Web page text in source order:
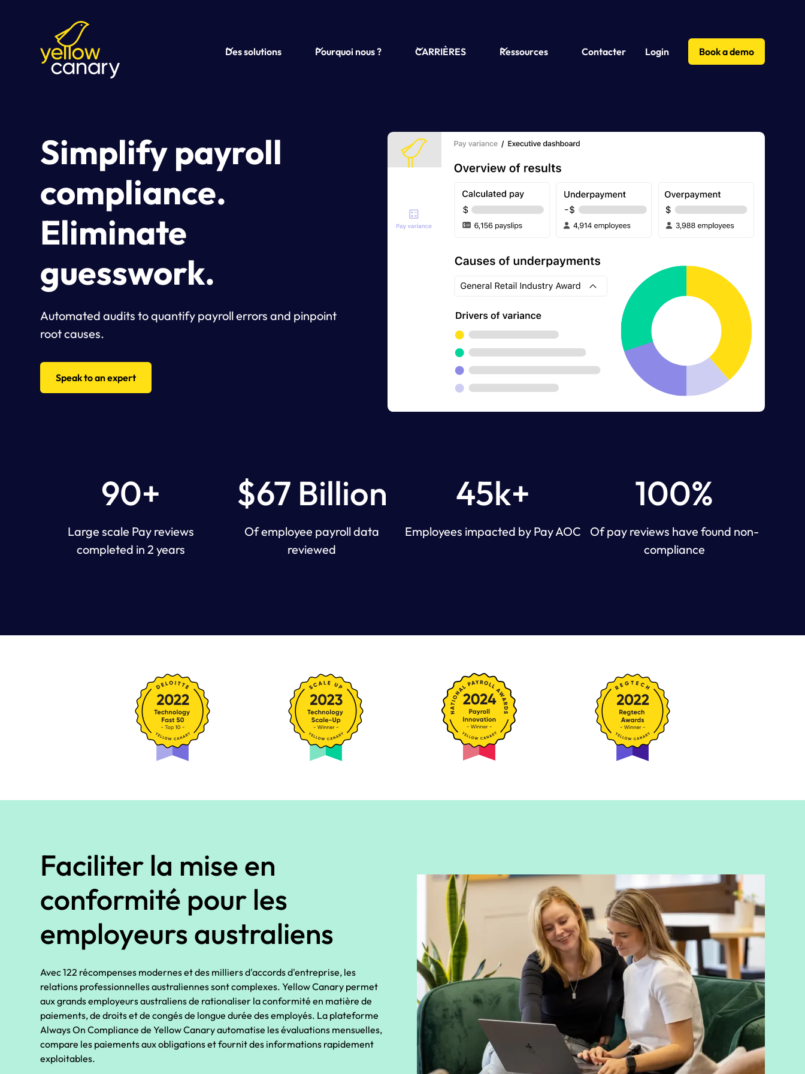
Des solutions Pourquoi nous ? CARRIÈRES Ressources Contacter Login Book a demo
Simplify payroll
compliance.
Eliminate
guesswork.
Automated audits to quantify payroll errors and pinpoint
root causes.
Speak to an expert
90+
Large scale Pay reviews
completed in 2 years
$67 Billion
Of employee payroll data
reviewed
45k+
Employees impacted by Pay AOC
100%
Of pay reviews have found non-
compliance
Faciliter la mise en
conformité pour les
employeurs australiens
Avec 122 récompenses modernes et des milliers d'accords d'entreprise, les
relations professionnelles australiennes sont complexes. Yellow Canary permet
aux grands employeurs australiens de rationaliser la conformité en matière de
paiements, de droits et de congés de longue durée des employés. La plateforme
Always On Compliance de Yellow Canary automatise les évaluations mensuelles,
compare les paiements aux obligations et fournit des informations rapidement
exploitables.